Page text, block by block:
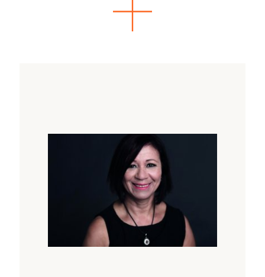
Movement Analysis. In SOMA-Embodiment
Anforderungen für das internationale SOMA
Zertifikat sind 5 persönliche Sitzungen sowie
zwei individuelle Supervisionen bei
anerkannten SOMA Fachkräften.
Ein SOMA Einführungskurs (Intro)
integrativer Bestandteil des Trainings.